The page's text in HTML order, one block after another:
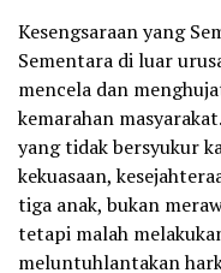
Kesengsaraan yang
Sementara di luar
mencela dan
kemarahan
yang tidak bersyukur
kekuasaan,
tiga anak, bukan
tetapi malah
meluntuhlantakan